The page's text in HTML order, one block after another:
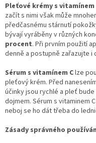
Pleťové krémy s vitamínem
začít s nimi však může
předčasnému stárnutí
bývají vyráběnyv různých
procent. Při prvním použití
denně a postupně zařazujte i
Sérum s vitamínem Clze
pleťový krém. Před
účinky jsou rychlé a pleť
dojmem. Sérum s vitaminem
neboj se ho dát třeba do
Zásady správného